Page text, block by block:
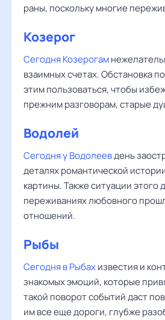
раны, поскольку многие
Козерог
Сегодня Козерогам
взаимных счетах. Обстановка
этим пользоваться, чтобы
прежним разговорам, старые
Водолей
Сегодня у Водолеевдень
деталях романтической
картины. Также ситуации
переживаниях любовного
отношений.
Рыбы
Сегодня в Рыбахизвестия и
знакомых эмоций, которые
такой поворот событий даст
им все еще дороги, глубже